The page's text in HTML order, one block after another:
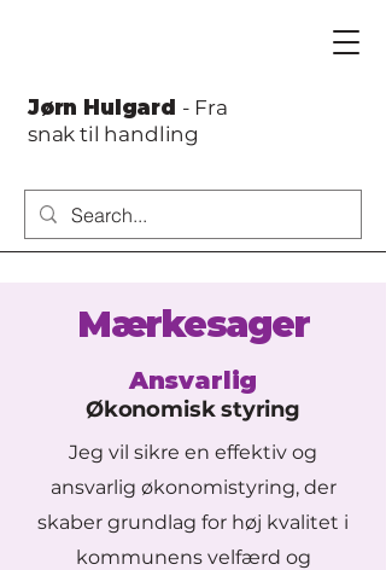
Jørn Hulgard - Fra
snak til handling
Mærkesager
Ansvarlig
Økonomisk styring
Jeg vil sikre en effektiv og
ansvarlig økonomistyring, der
skaber grundlag for høj kvalitet i
kommunens velfærd og